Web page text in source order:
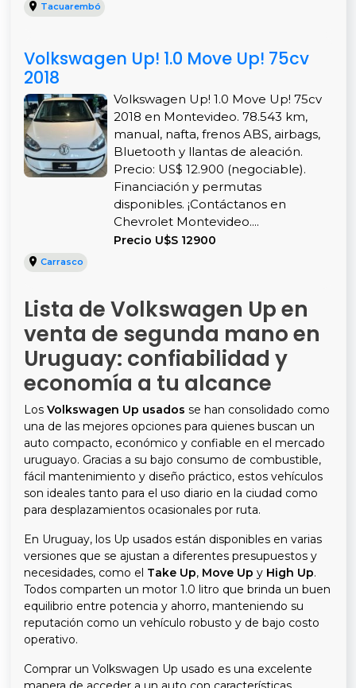
Tacuarembó
Volkswagen Up! 1.0 Move Up! 75cv
2018
Volkswagen Up! 1.0 Move Up! 75cv
2018 en Montevideo. 78.543 km,
manual, nafta, frenos ABS, airbags,
Bluetooth y llantas de aleación.
Precio: US$ 12.900 (negociable).
Financiación y permutas
disponibles. ¡Contáctanos en
Chevrolet Montevideo....
Precio U$S 12900
Carrasco
Lista de Volkswagen Up en
venta de segunda mano en
Uruguay: confiabilidad y
economía a tu alcance
Los Volkswagen Up usados se han consolidado como
una de las mejores opciones para quienes buscan un
auto compacto, económico y confiable en el mercado
uruguayo. Gracias a su bajo consumo de combustible,
fácil mantenimiento y diseño práctico, estos vehículos
son ideales tanto para el uso diario en la ciudad como
para desplazamientos ocasionales por ruta.
En Uruguay, los Up usados están disponibles en varias
versiones que se ajustan a diferentes presupuestos y
necesidades, como el Take Up, Move Up y High Up.
Todos comparten un motor 1.0 litro que brinda un buen
equilibrio entre potencia y ahorro, manteniendo su
reputación como un vehículo robusto y de bajo costo
operativo.
Comprar un Volkswagen Up usado es una excelente